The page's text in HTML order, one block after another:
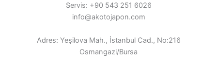
Servis: +90 543 251 6026
info@akotojapon.com
Adres: Yeşilova Mah., İstanbul Cad., No:216
Osmangazi/Bursa